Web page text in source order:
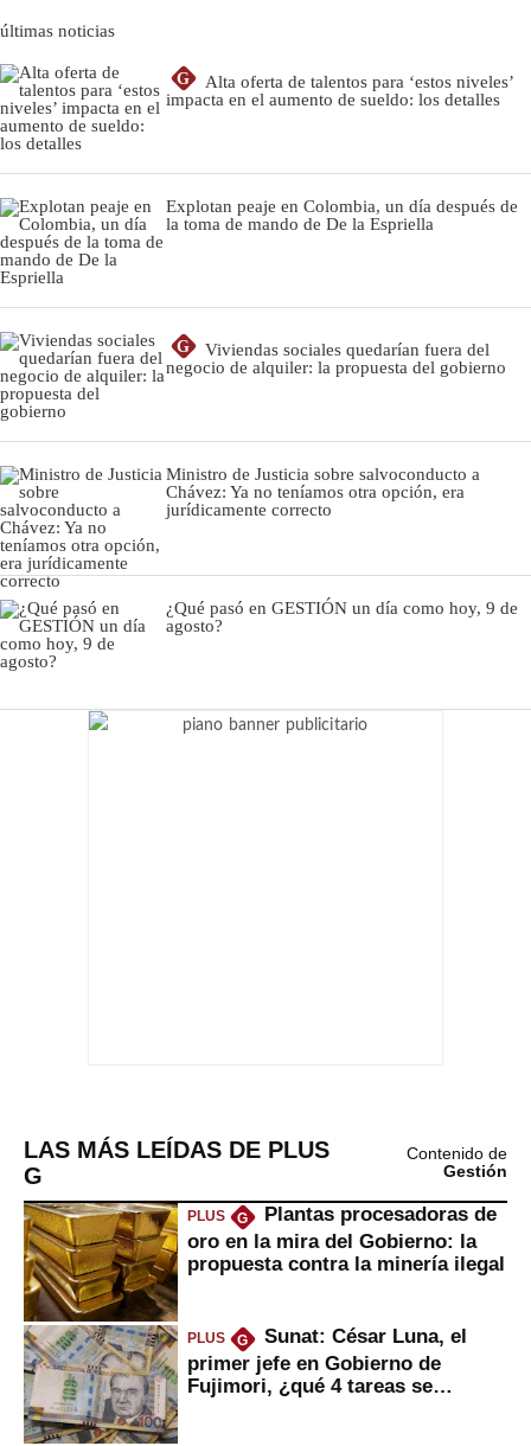
últimas noticias
G
Alta oferta de talentos para ‘estos niveles’
impacta en el aumento de sueldo: los detalles
Explotan peaje en Colombia, un día después de
la toma de mando de De la Espriella
G
Viviendas sociales quedarían fuera del
negocio de alquiler: la propuesta del gobierno
Ministro de Justicia sobre salvoconducto a
Chávez: Ya no teníamos otra opción, era
jurídicamente correcto
¿Qué pasó en GESTIÓN un día como hoy, 9 de
agosto?
LAS MÁS LEÍDAS DE PLUS
G
Contenido de
Gestión
PLUS G
Plantas procesadoras de
oro en la mira del Gobierno: la
propuesta contra la minería ilegal
PLUS G
Sunat: César Luna, el
primer jefe en Gobierno de
Fujimori, ¿qué 4 tareas se